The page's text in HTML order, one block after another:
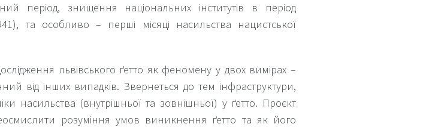
період, знищення національних інститутів в період
та особливо – перші місяці насильства нацистської
львівського ґетто як феномену у двох вимірах –
від інших випадків. Звернеться до тем інфраструктури,
насильства (внутрішньої та зовнішньої) у ґетто. Проєкт
розуміння умов виникнення ґетто та як його